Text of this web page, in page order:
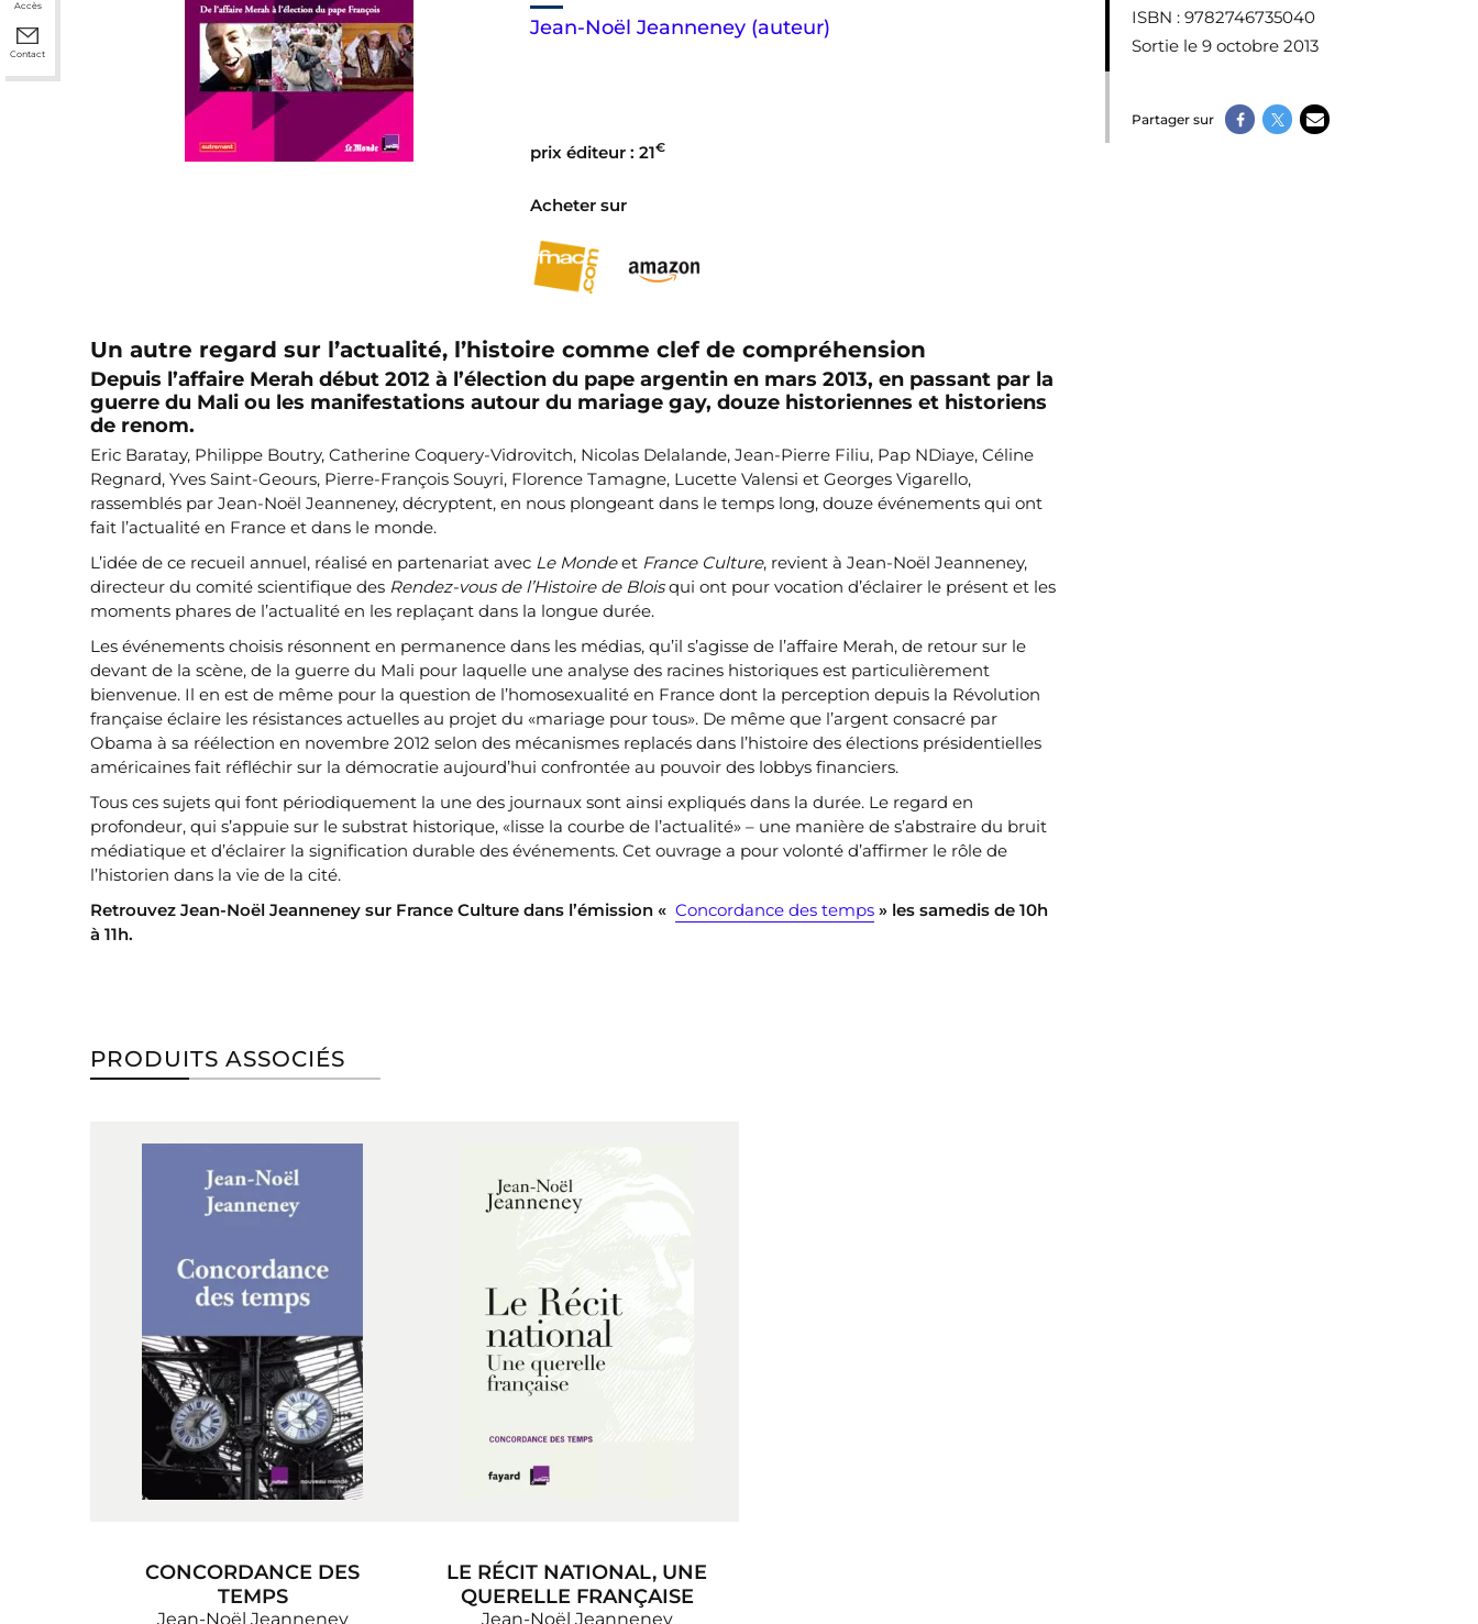
Accès
Contact
Jean-Noël Jeanneney (auteur)
ISBN : 9782746735040
Sortie le 9 octobre 2013
Partager sur
prix éditeur : 21€
Acheter sur
Un autre regard sur l’actualité, l’histoire comme clef de compréhension
Depuis l’affaire Merah début 2012 à l’élection du pape argentin en mars 2013, en passant par la
guerre du Mali ou les manifestations autour du mariage gay, douze historiennes et historiens
de renom.
Eric Baratay, Philippe Boutry, Catherine Coquery-Vidrovitch, Nicolas Delalande, Jean-Pierre Filiu, Pap NDiaye, Céline
Regnard, Yves Saint-Geours, Pierre-François Souyri, Florence Tamagne, Lucette Valensi et Georges Vigarello,
rassemblés par Jean-Noël Jeanneney, décryptent, en nous plongeant dans le temps long, douze événements qui ont
fait l’actualité en France et dans le monde.
L’idée de ce recueil annuel, réalisé en partenariat avec Le Mondeet France Culture, revient à Jean-Noël Jeanneney,
directeur du comité scientifique des Rendez-vous de l’Histoire de Bloisqui ont pour vocation d’éclairer le présent et les
moments phares de l’actualité en les replaçant dans la longue durée.
Les événements choisis résonnent en permanence dans les médias, qu’il s’agisse de l’affaire Merah, de retour sur le
devant de la scène, de la guerre du Mali pour laquelle une analyse des racines historiques est particulièrement
bienvenue. Il en est de même pour la question de l’homosexualité en France dont la perception depuis la Révolution
française éclaire les résistances actuelles au projet du «mariage pour tous». De même que l’argent consacré par
Obama à sa réélection en novembre 2012 selon des mécanismes replacés dans l’histoire des élections présidentielles
américaines fait réfléchir sur la démocratie aujourd’hui confrontée au pouvoir des lobbys financiers.
Tous ces sujets qui font périodiquement la une des journaux sont ainsi expliqués dans la durée. Le regard en
profondeur, qui s’appuie sur le substrat historique, «lisse la courbe de l’actualité» – une manière de s’abstraire du bruit
médiatique et d’éclairer la signification durable des événements. Cet ouvrage a pour volonté d’affirmer le rôle de
l’historien dans la vie de la cité.
Retrouvez Jean-Noël Jeanneney sur France Culture dans l’émission « Concordance des temps » les samedis de 10h
à 11h.
PRODUITS ASSOCIÉS
CONCORDANCE DES
TEMPS
Jean-Noël Jeanneney
LE RÉCIT NATIONAL, UNE
QUERELLE FRANÇAISE
Jean-Noël Jeanneney